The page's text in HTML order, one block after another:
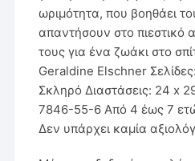
ωριμότητα, που βοηθάει
απαντήσουν στο πιεστικό
τους για ένα ζωάκι στο
Geraldine Elschner
Σκληρό Διαστάσεις: 24 x
7846-55-6 Από 4 έως 7
Δεν υπάρχει καμία